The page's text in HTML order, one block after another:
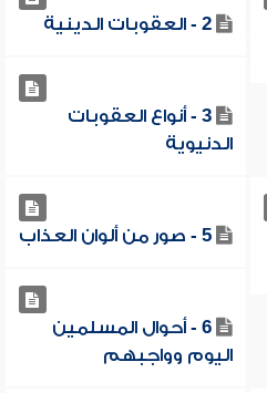
2 - العقوبات الدينية
3 - أنواع العقوبات
الدنيوية
5 - صور من ألوان العذاب
6 - أحوال المسلمين
اليوم وواجبهم